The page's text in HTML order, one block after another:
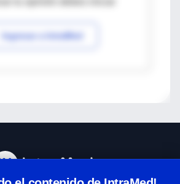
Ingresar a IntraMed